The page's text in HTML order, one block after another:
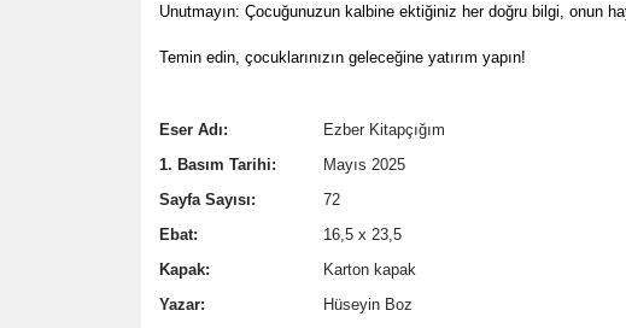
Unutmayın: Çocuğunuzun kalbine ektiğiniz her doğru bilgi, onun
Temin edin, çocuklarınızın geleceğine yatırım yapın!
Eser Adı:
Ezber Kitapçığım
1. Basım Tarihi:
Mayıs 2025
Sayfa Sayısı:
72
Ebat:
16,5 x 23,5
Kapak:
Karton kapak
Yazar:
Hüseyin Boz